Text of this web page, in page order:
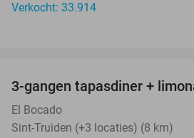
Verkocht: 33.914
3-gangen tapasdiner +
El Bocado
Sint-Truiden (+3 locaties) (8 km)